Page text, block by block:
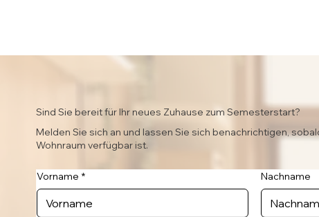
Sind Sie bereit für Ihr neues Zuhause zum Semesterstart?
Melden Sie sich an und lassen Sie sich benachrichtigen,
Wohnraum verfügbar ist.
Vorname * Nachname